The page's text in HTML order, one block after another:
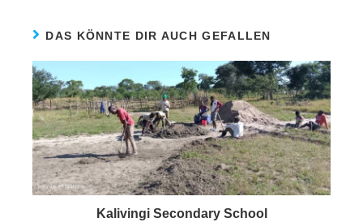
DAS KÖNNTE DIR AUCH GEFALLEN
Kalivingi Secondary School